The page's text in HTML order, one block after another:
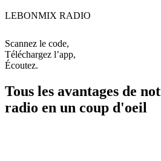
LEBONMIX RADIO
Scannez le code,
Téléchargez l’app,
Écoutez.
Tous les avantages de
radio en un coup d'oeil